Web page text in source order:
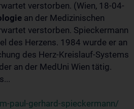
verstorben. (Wien, 18-04-
an der Medizinischen
verstorben. Spieckermann
des Herzens. 1984 wurde er an
des Herz-Kreislauf-Systems
an der MedUni Wien tätig.
paul-gerhard-spieckermann/